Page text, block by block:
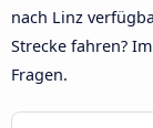
nach Linz
Strecke fahren?
Fragen.